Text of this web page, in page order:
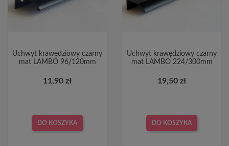
Uchwyt krawędziowy czarny
mat LAMBO 96/120mm
11,90 zł
DO KOSZYKA
Uchwyt krawędziowy czarny
mat LAMBO 224/300mm
19,50 zł
DO KOSZYKA